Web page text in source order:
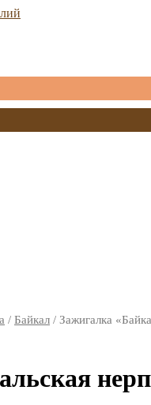
/ Байкал / Зажигалка